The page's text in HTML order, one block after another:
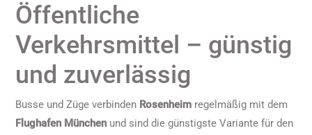
Öffentliche
Verkehrsmittel – günstig
und zuverlässig
Busse und Züge verbinden Rosenheim regelmäßig mit dem
Flughafen München und sind die günstigste Variante für den